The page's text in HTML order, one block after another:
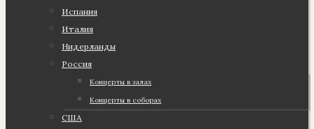
Испания
Италия
Нидерланды
Россия
Концерты в залах
Концерты в соборах
США